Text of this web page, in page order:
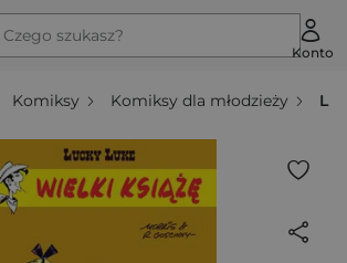
Czego szukasz?
Konto
Komiksy Komiksy dla młodzieży